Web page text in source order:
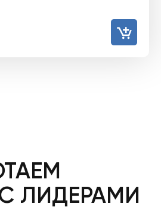
ЛИДЕРАМИ